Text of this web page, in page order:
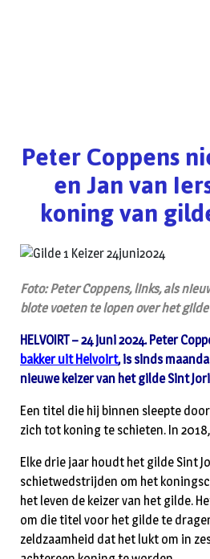
Peter Coppens
en Jan van
koning van
Foto: Peter Coppens, links, als
blote voeten te lopen over het
HELVOIRT – 24 juni 2024. Peter
bakker uit Helvoirt, is sinds
nieuwe keizer van het gilde Sint
Een titel die hij binnen sleepte
zich tot koning te schieten. In
Elke drie jaar houdt het gilde Sint
schietwedstrijden om het
het leven de keizer van het gilde.
om die titel voor het gilde te
zeldzaamheid dat het lukt om in